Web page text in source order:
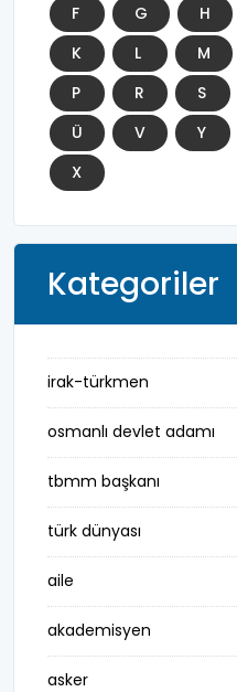
F
G H
K
L M
P
R S
Ü
V Y
X
Kategoriler
irak-türkmen
osmanlı devlet adamı
tbmm başkanı
türk dünyası
aile
akademisyen
asker